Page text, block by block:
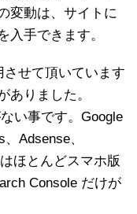
変動は、サイトに
入手できます。
させて頂いています
ありました。
い事です。Google
Adsense、
ほとんどスマホ版
Console だけが